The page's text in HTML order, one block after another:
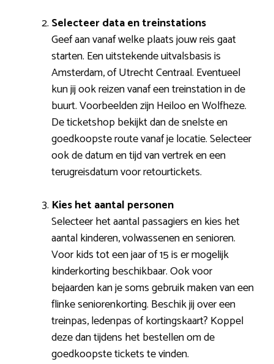
Selecteer data en treinstations
Geef aan vanaf welke plaats jouw reis gaat
starten. Een uitstekende uitvalsbasis is
Amsterdam, of Utrecht Centraal. Eventueel
kun jij ook reizen vanaf een treinstation in de
buurt. Voorbeelden zijn Heiloo en Wolfheze.
De ticketshop bekijkt dan de snelste en
goedkoopste route vanaf je locatie. Selecteer
ook de datum en tijd van vertrek en een
terugreisdatum voor retourtickets.
Kies het aantal personen
Selecteer het aantal passagiers en kies het
aantal kinderen, volwassenen en senioren.
Voor kids tot een jaar of 15 is er mogelijk
kinderkorting beschikbaar. Ook voor
bejaarden kan je soms gebruik maken van een
flinke seniorenkorting. Beschik jij over een
treinpas, ledenpas of kortingskaart? Koppel
deze dan tijdens het bestellen om de
goedkoopste tickets te vinden.